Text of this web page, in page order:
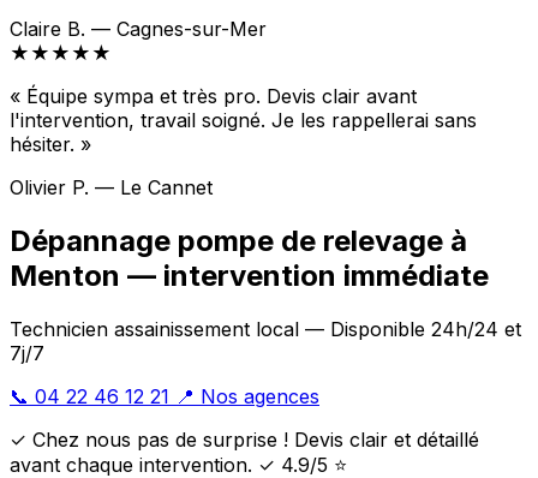
Claire B. — Cagnes-sur-Mer
★★★★★
« Équipe sympa et très pro. Devis clair avant
l'intervention, travail soigné. Je les rappellerai sans
hésiter. »
Olivier P. — Le Cannet
Dépannage pompe de relevage à
Menton — intervention immédiate
Technicien assainissement local — Disponible 24h/24 et
7j/7
📞 04 22 46 12 21 📍 Nos agences
✓ Chez nous pas de surprise ! Devis clair et détaillé
avant chaque intervention. ✓ 4.9/5 ⭐